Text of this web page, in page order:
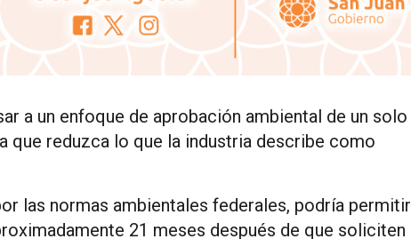
a un enfoque de aprobación ambiental de un solo
que reduzca lo que la industria describe como
las normas ambientales federales, podría permitir
21 meses después de que soliciten